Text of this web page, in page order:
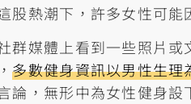
股熱潮下，許多女性可
群媒體上看到一些照片或
多數健身資訊以男性生
論，無形中為女性健身設